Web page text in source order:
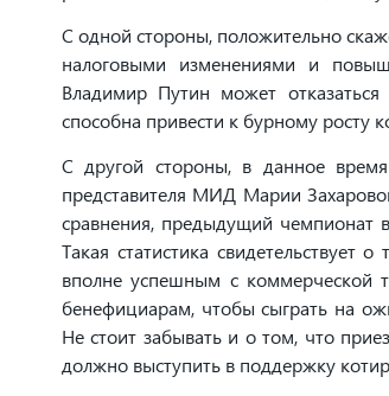
С одной стороны, положительно
налоговыми изменениями и
Владимир Путин может
способна привести к бурному росту
С другой стороны, в данное
представителя МИД Марии
сравнения, предыдущий чемпионат
Такая статистика свидетельствует
вполне успешным с коммерческой
бенефициарам, чтобы сыграть на
Не стоит забывать и о том, что
должно выступить в поддержку